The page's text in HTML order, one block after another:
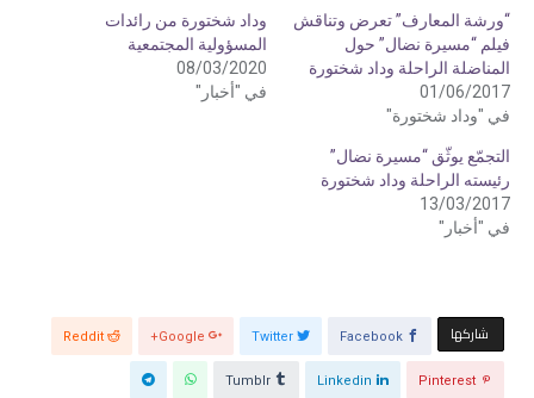
ر
ة
ع
ل
ى
ت
و
ر
(
ف
ت
ح
ف
ة
ج
د
د
ة
ك
ة
ع
ل
ي
و
ك
(
ة
ج
“ورشة المعارف” تعرض وتناقش
فيلم “مسيرة نضال” حول
المناضلة الراحلة وداد شختورة
01/06/2017
في "وداد شختورة"
وداد شختورة من رائدات
المسؤولية المجتمعية
08/03/2020
في "أخبار"
التجمّع يوثّق “مسيرة نضال”
رئيسته الراحلة وداد شختورة
13/03/2017
في "أخبار"
‫‫ شاركها‬ Facebook
Twitter
Google+
Reddit
Pinterest
Linkedin
Tumblr